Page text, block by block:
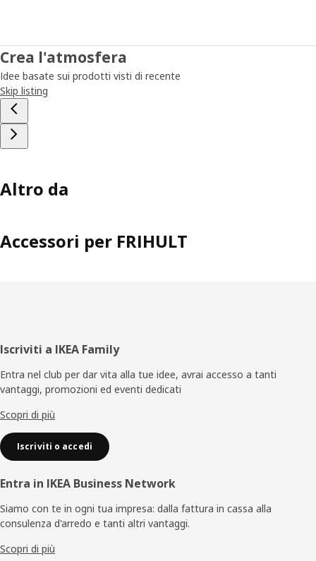
Crea l'atmosfera
Idee basate sui prodotti visti di recente
Skip listing
Altro da
Accessori per FRIHULT
Piè
di
pagina
Iscriviti a IKEA Family
Entra nel club per dar vita alla tue idee, avrai accesso a tanti
vantaggi, promozioni ed eventi dedicati
Scopri di più
Iscriviti o accedi
Entra in IKEA Business Network
Siamo con te in ogni tua impresa: dalla fattura in cassa alla
consulenza d'arredo e tanti altri vantaggi.
Scopri di più